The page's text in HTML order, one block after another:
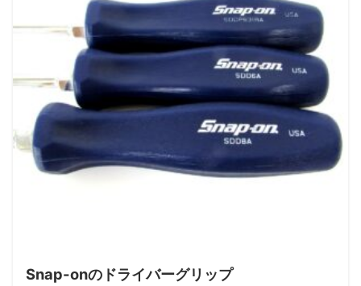
Snap-onのドライバーグリップ